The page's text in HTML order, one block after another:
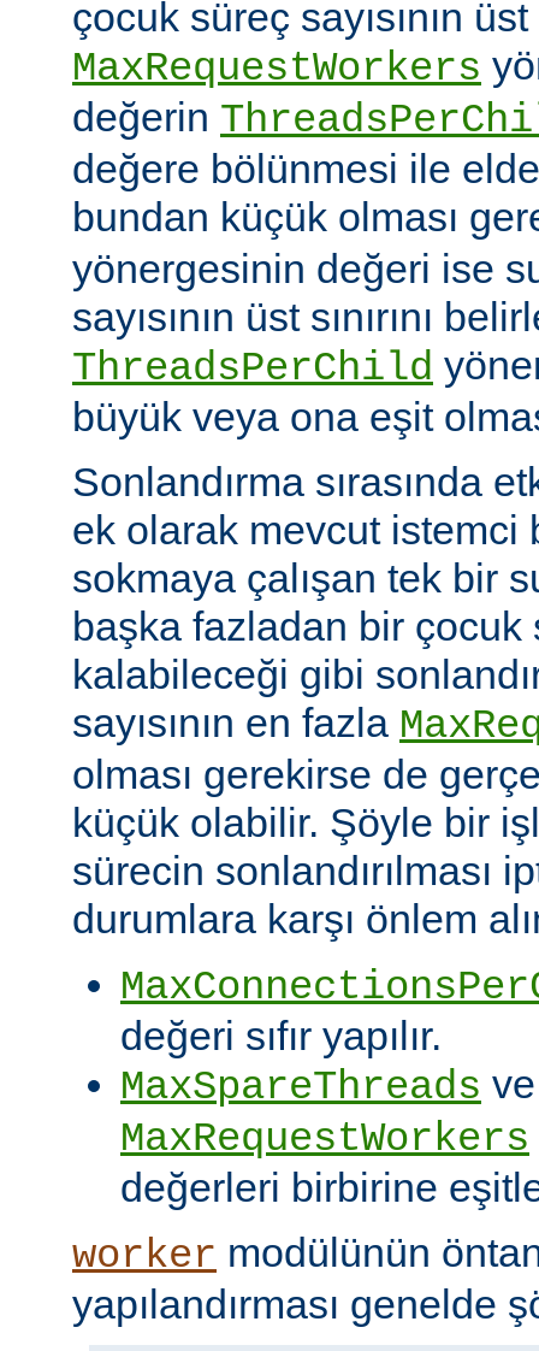
çocuk süreç sayısının üst
MaxRequestWorkers
değerin
değere bölünmesi ile
bundan küçük olması
yönergesinin değeri ise
sayısının üst sınırını
ThreadsPerChild
büyük veya ona eşit
Sonlandırma sırasında
ek olarak mevcut istemci
sokmaya çalışan tek bir
başka fazladan bir çocuk
kalabileceği gibi
sayısının en fazla
olması gerekirse de
küçük olabilir. Şöyle bir
sürecin sonlandırılması
durumlara karşı önlem
değeri sıfır yapılır.
MaxSpareThreads ve
MaxRequestWorkers
değerleri birbirine
worker modülünün
yapılandırması genelde